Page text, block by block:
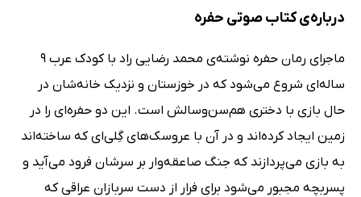
درباره‌ی کتاب صوتی حفره
ماجرای رمان حفره نوشته‌ی محمد رضایی راد با کودک عرب 9
ساله‌ای شروع می‌شود که در خوزستان و نزدیک خانه‌شان در
حال بازی با دختری هم‌سن‌و‌سالش است. این دو حفره‌ای را در
زمین ایجاد کرده‌اند و در آن با عروسک‌های گِلی‌ای که ساخته‌اند
به بازی می‌پردازند که جنگ صاعقه‌وار بر سرشان فرود می‌آید و
پسربچه مجبور می‌شود برای فرار از دست سربازان عراقی که